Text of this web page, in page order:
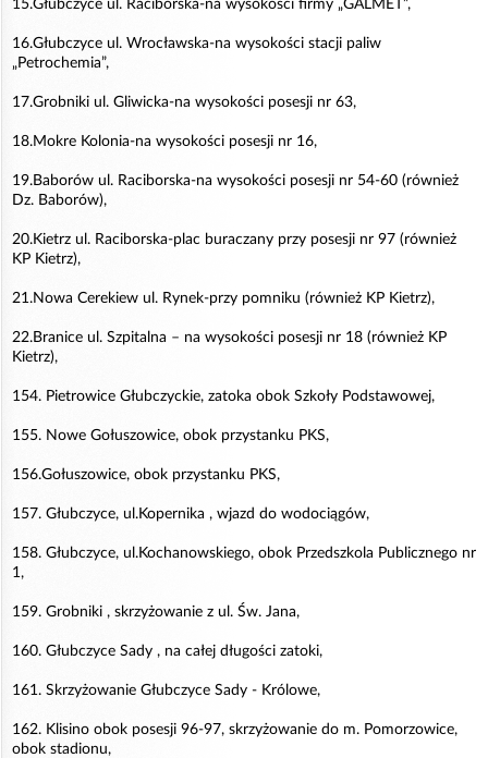
15.Głubczyce ul. Raciborska-na wysokości firmy „GALMET”,
16.Głubczyce ul. Wrocławska-na wysokości stacji paliw
„Petrochemia”,
17.Grobniki ul. Gliwicka-na wysokości posesji nr 63,
18.Mokre Kolonia-na wysokości posesji nr 16,
19.Baborów ul. Raciborska-na wysokości posesji nr 54-60 (również
Dz. Baborów),
20.Kietrz ul. Raciborska-plac buraczany przy posesji nr 97 (również
KP Kietrz),
21.Nowa Cerekiew ul. Rynek-przy pomniku (również KP Kietrz),
22.Branice ul. Szpitalna – na wysokości posesji nr 18 (również KP
Kietrz),
154. Pietrowice Głubczyckie, zatoka obok Szkoły Podstawowej,
155. Nowe Gołuszowice, obok przystanku PKS,
156.Gołuszowice, obok przystanku PKS,
157. Głubczyce, ul.Kopernika , wjazd do wodociągów,
158. Głubczyce, ul.Kochanowskiego, obok Przedszkola Publicznego nr
1,
159. Grobniki , skrzyżowanie z ul. Św. Jana,
160. Głubczyce Sady , na całej długości zatoki,
161. Skrzyżowanie Głubczyce Sady - Królowe,
162. Klisino obok posesji 96-97, skrzyżowanie do m. Pomorzowice,
obok stadionu,